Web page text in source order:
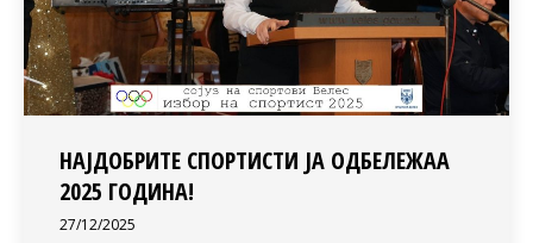
НАЈДОБРИТЕ СПОРТИСТИ ЈА ОДБЕЛЕЖАА
2025 ГОДИНА!
27/12/2025